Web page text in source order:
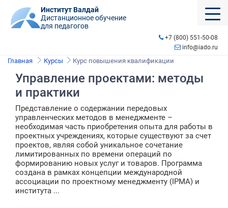
Институт Валдай
Дистанционное обучение
для педагогов
+7 (800) 551-50-08
info@iado.ru
Главная Курсы Курс повышения квалификации
Управление проектами: методы
и практики
Представление о содержании передовых
управленческих методов в менеджменте –
необходимая часть приобретения опыта для работы в
проектных учреждениях, которые существуют за счет
проектов, являя собой уникальное сочетание
лимитированных по времени операций по
формированию новых услуг и товаров. Программа
создана в рамках концепции международной
ассоциации по проектному менеджменту (IPMA) и
института ...